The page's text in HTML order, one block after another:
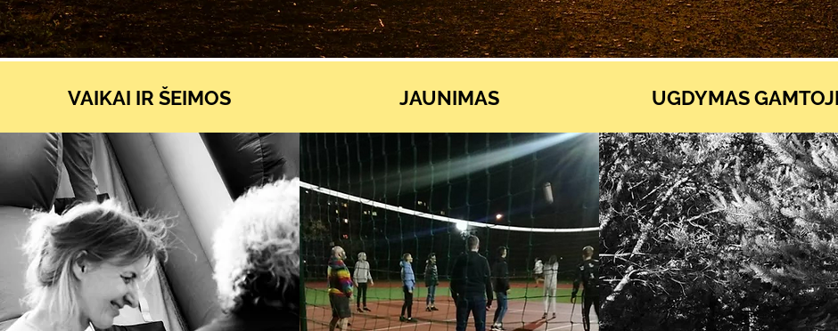
VAIKAI IR ŠEIMOS JAUNIMAS UGDYMAS